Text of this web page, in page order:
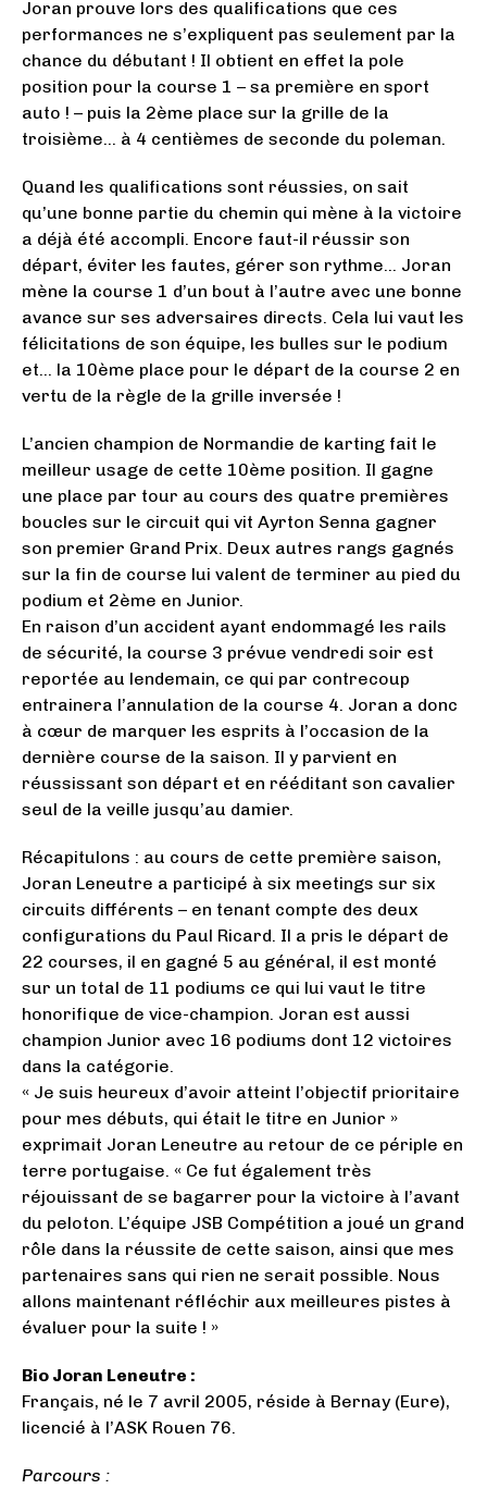
Joran prouve lors des qualifications que ces
performances ne s’expliquent pas seulement par la
chance du débutant ! Il obtient en effet la pole
position pour la course 1 – sa première en sport
auto ! – puis la 2ème place sur la grille de la
troisième… à 4 centièmes de seconde du poleman.
Quand les qualifications sont réussies, on sait
qu’une bonne partie du chemin qui mène à la victoire
a déjà été accompli. Encore faut-il réussir son
départ, éviter les fautes, gérer son rythme… Joran
mène la course 1 d’un bout à l’autre avec une bonne
avance sur ses adversaires directs. Cela lui vaut les
félicitations de son équipe, les bulles sur le podium
et… la 10ème place pour le départ de la course 2 en
vertu de la règle de la grille inversée !
L’ancien champion de Normandie de karting fait le
meilleur usage de cette 10ème position. Il gagne
une place par tour au cours des quatre premières
boucles sur le circuit qui vit Ayrton Senna gagner
son premier Grand Prix. Deux autres rangs gagnés
sur la fin de course lui valent de terminer au pied du
podium et 2ème en Junior.
En raison d’un accident ayant endommagé les rails
de sécurité, la course 3 prévue vendredi soir est
reportée au lendemain, ce qui par contrecoup
entrainera l’annulation de la course 4. Joran a donc
à cœur de marquer les esprits à l’occasion de la
dernière course de la saison. Il y parvient en
réussissant son départ et en rééditant son cavalier
seul de la veille jusqu’au damier.
Récapitulons : au cours de cette première saison,
Joran Leneutre a participé à six meetings sur six
circuits différents – en tenant compte des deux
configurations du Paul Ricard. Il a pris le départ de
22 courses, il en gagné 5 au général, il est monté
sur un total de 11 podiums ce qui lui vaut le titre
honorifique de vice-champion. Joran est aussi
champion Junior avec 16 podiums dont 12 victoires
dans la catégorie.
« Je suis heureux d’avoir atteint l’objectif prioritaire
pour mes débuts, qui était le titre en Junior »
exprimait Joran Leneutre au retour de ce périple en
terre portugaise. « Ce fut également très
réjouissant de se bagarrer pour la victoire à l’avant
du peloton. L’équipe JSB Compétition a joué un grand
rôle dans la réussite de cette saison, ainsi que mes
partenaires sans qui rien ne serait possible. Nous
allons maintenant réfléchir aux meilleures pistes à
évaluer pour la suite ! »
Bio Joran Leneutre :
Français, né le 7 avril 2005, réside à Bernay (Eure),
licencié à l’ASK Rouen 76.
Parcours :